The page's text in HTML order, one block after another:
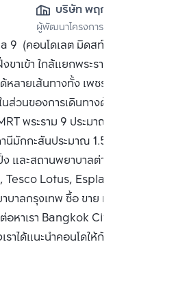
บริษัท พฤกษา เรียล
เอสเตท จำกัด
(มหาชน)
ผู้พัฒนาโครงการ
(คอนโดเลต มิดสท์ พระราม 9)
เข้า ใกล้แยกพระราม 9 ประมาณ
หลายเส้นทางทั้ง เพชรบุรี, สุขุมวิท,
วนของการเดินทางด้วยระบบ
พระราม 9 ประมาณ 350 เมตร
กกะสันประมาณ 1.5 กิโลเมตร
และสถานพยาบาลต่างๆทั้ง
Lotus, Esplanade, โรง
าลกรุงเทพ ซื้อ ขาย หรือ เช่า คอน
หาเรา Bangkok CitiSmart ได้
ได้แนะนำคอนโดให้กับท่าน